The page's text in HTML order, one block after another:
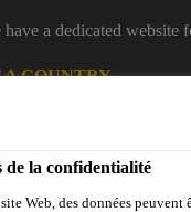
a dedicated website
COUNTRY
eShop
de la confidentialité
Web, des données peuvent